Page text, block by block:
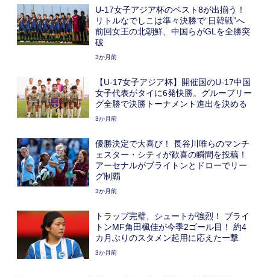
U-17女子アジア杯のベスト8が出揃う！
リトルなでしこは準々決勝で“日韓戦”へ
前回女王の北朝鮮、中国らがGLを全勝突
破
3か月前
【U-17女子アジア杯】開催国のU-17中国
女子代表がタイに6発快勝。グループリー
グ全勝で決勝トーナメント進出を決める
3か月前
優勝決定で大喜び！ 長谷川唯らのマンチ
ェスター・シティが歓喜の瞬間を投稿！
アーセナルがブライトンとドローでリー
グ制覇
3か月前
トラップ完璧、シュートが強烈！ ブライ
トンMF角田楓佳が今季2ゴール目！ 約4
カ月ぶりのスタメン起用に応えた一撃
3か月前